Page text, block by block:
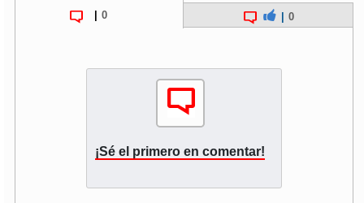
0 0
¡Sé el primero en comentar!